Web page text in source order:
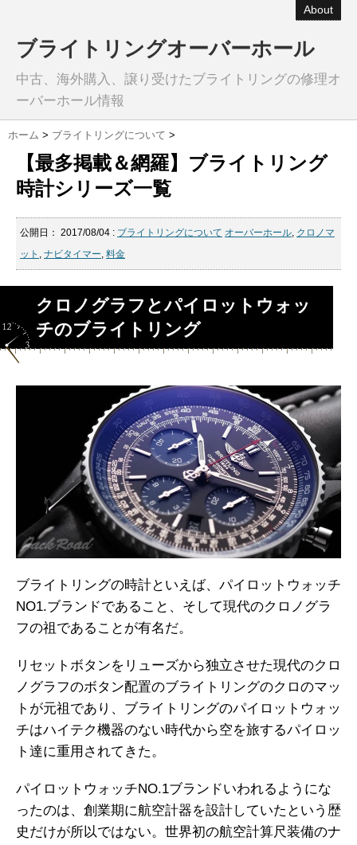
About
ブライトリングオーバーホール
中古、海外購入、譲り受けたブライトリングの修理オ
ーバーホール情報
ホーム > ブライトリングについて >
【最多掲載＆網羅】ブライトリング
時計シリーズ一覧
公開日： 2017/08/04 : ブライトリングについて オーバーホール, クロノマ
ット , ナビタイマー, 料金
クロノグラフとパイロットウォッ
チのブライトリング
ブライトリングの時計といえば、パイロットウォッチ
NO1.ブランドであること、そして現代のクロノグラ
フの祖であることが有名だ。
リセットボタンをリューズから独立させた現代のクロ
ノグラフのボタン配置のブライトリングのクロのマッ
トが元祖であり、ブライトリングのパイロットウォッ
チはハイテク機器のない時代から空を旅するパイロッ
ト達に重用されてきた。
パイロットウォッチNO.1ブランドいわれるようにな
ったのは、創業期に航空計器を設計していたという歴
史だけが所以ではない。世界初の航空計算尺装備のナ